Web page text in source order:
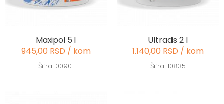
Maxipol 5 l
945,00 RSD / kom
Šifra: 00901
Ultradis 2 l
1.140,00 RSD / kom
Šifra: 10835